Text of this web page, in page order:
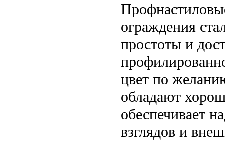
ограждения
простоты и
цвет по
обладают
обеспечивает
взглядов и